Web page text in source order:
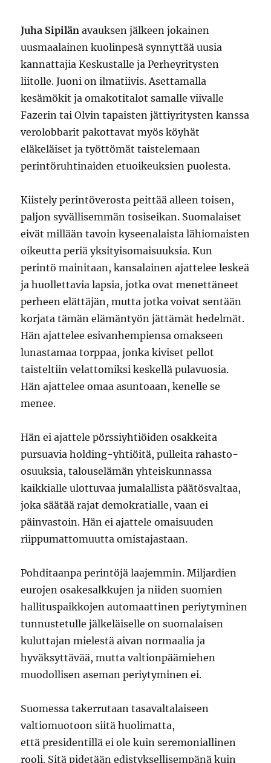
Juha Sipilän avauksen jälkeen jokainen
uusmaalainen kuolinpesä synnyttää uusia
kannattajia Keskustalle ja Perheyritysten
liitolle. Juoni on ilmatiivis. Asettamalla
kesämökit ja omakotitalot samalle viivalle
Fazerin tai Olvin tapaisten jättiyritysten kanssa
verolobbarit pakottavat myös köyhät
eläkeläiset ja työttömät taistelemaan
perintöruhtinaiden etuoikeuksien puolesta.
Kiistely perintöverosta peittää alleen toisen,
paljon syvällisemmän tosiseikan. Suomalaiset
eivät millään tavoin kyseenalaista lähiomaisten
oikeutta periä yksityisomaisuuksia. Kun
perintö mainitaan, kansalainen ajattelee leskeä
ja huollettavia lapsia, jotka ovat menettäneet
perheen elättäjän, mutta jotka voivat sentään
korjata tämän elämäntyön jättämät hedelmät.
Hän ajattelee esivanhempiensa omakseen
lunastamaa torppaa, jonka kiviset pellot
taisteltiin velattomiksi keskellä pulavuosia.
Hän ajattelee omaa asuntoaan, kenelle se
menee.
Hän ei ajattele pörssiyhtiöiden osakkeita
pursuavia holding-yhtiöitä, pulleita rahasto-
osuuksia, talouselämän yhteiskunnassa
kaikkialle ulottuvaa jumalallista päätösvaltaa,
joka säätää rajat demokratialle, vaan ei
päinvastoin. Hän ei ajattele omaisuuden
riippumattomuutta omistajastaan.
Pohditaanpa perintöjä laajemmin. Miljardien
eurojen osakesalkkujen ja niiden suomien
hallituspaikkojen automaattinen periytyminen
tunnustetulle jälkeläiselle on suomalaisen
kuluttajan mielestä aivan normaalia ja
hyväksyttävää, mutta valtionpäämiehen
muodollisen aseman periytyminen ei.
Suomessa takerrutaan tasavaltalaiseen
valtiomuotoon siitä huolimatta,
että presidentillä ei ole kuin seremoniallinen
rooli. Sitä pidetään edistyksellisempänä kuin